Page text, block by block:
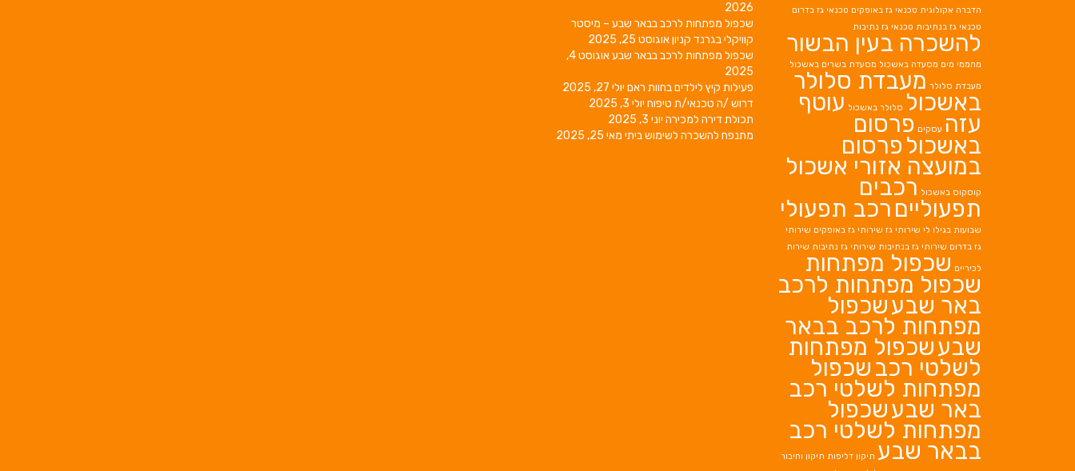
2026
שכפול מפתחות לרכב בבאר שבע – מיסטר
קוויקלי בגרנד קניוןאוגוסט 25, 2025
שכפול מפתחות לרכב בבאר שבע
אוגוסט 4,
2025
פעילות קיץ לילדים בחוות ראם יולי 27, 2025
דרוש /ה טכנאי/ת טיפוח יולי 3, 2025
תכולת דירה למכירה יוני 3, 2025
מתנפח להשכרה לשימוש ביתי מאי 25, 2025
הדברה אקולוגית טכנאי גז באופקים טכנאי גז בדרום
טכנאי גז בנתיבות טכנאי גז נתיבות
להשכרה בעין הבשור
מחממי מים מסעדה באשכול מסעדת בשרים באשכול
מעבדת סלולר מעבדת סלולר
באשכול סלולר באשכול עוטף
עזה עסקים פרסום
באשכול פרסום
במועצה אזורי אשכול
קוסקוס באשכול רכבים
תפעוליים רכב תפעולי
שבועות בגילו לי שירותי גז שירותי גז באופקים שירותי
גז בדרום שירותי גז בנתיבות שירותי גז נתיבות שירות
לכיריים שכפול מפתחות
שכפול מפתחות לרכב
באר שבעשכפול
מפתחות לרכב בבאר
שבעשכפול מפתחות
לשלטי רכב שכפול
מפתחות לשלטי רכב
באר שבעשכפול
מפתחות לשלטי רכב
בבאר שבע תיקון דליפות תיקון וחיבור